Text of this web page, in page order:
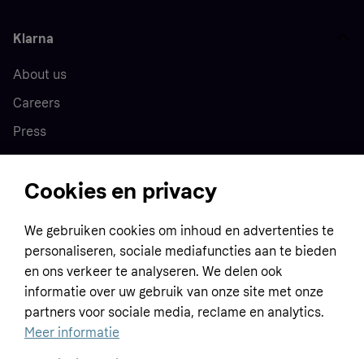
Klarna
About us
Careers
Press
Home
Customer service
Terms & conditions
Privacy policy
Tracking technology notice
Business
Sell with Klarna
Contact us
Global
Cookies en privacy
We gebruiken cookies om inhoud en advertenties te
personaliseren, sociale mediafuncties aan te bieden
en ons verkeer te analyseren. We delen ook
informatie over uw gebruik van onze site met onze
partners voor sociale media, reclame en analytics.
Meer informatie